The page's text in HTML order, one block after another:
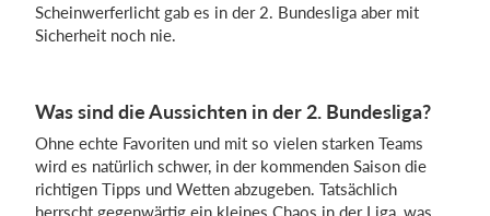
Scheinwerferlicht gab es in der 2. Bundesliga aber mit
Sicherheit noch nie.
Was sind die Aussichten in der 2. Bundesliga?
Ohne echte Favoriten und mit so vielen starken Teams
wird es natürlich schwer, in der kommenden Saison die
richtigen Tipps und Wetten abzugeben. Tatsächlich
herrscht gegenwärtig ein kleines Chaos in der Liga, was